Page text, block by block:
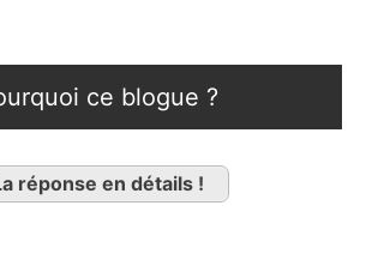
ce blogue ?
réponse en détails !